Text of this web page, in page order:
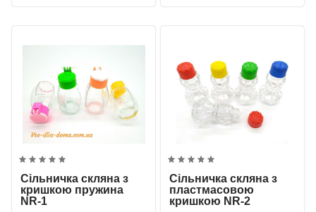
Сільничка скляна з
кришкою пружина
NR-1
Сільничка скляна з
пластмасовою
кришкою NR-2